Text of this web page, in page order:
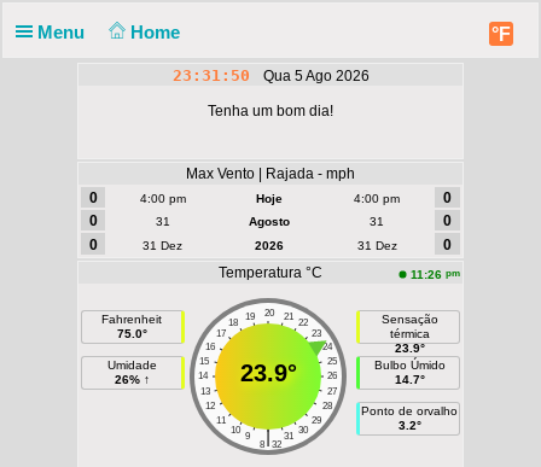
Menu Home °F
23:31:50 Qua 5 Ago 2026
Tenha um bom dia!
Max Vento | Rajada - mph
0
4:00 pm Hoje 4:00 pm
0
0
31 Agosto 31
0
0
31 Dez 2026 31 Dez
0
Temperatura °C
11:26 pm
Fahrenheit
75.0°
Umidade
26% ↑
20
19 21
18
22
17
23
16
24
15
25
14
26
13
27
12
28
11
29
10
30
9 31
|
8 32
23.9°
Sensação
térmica
23.9°
Bulbo Úmido
14.7°
Ponto de orvalho
3.2°